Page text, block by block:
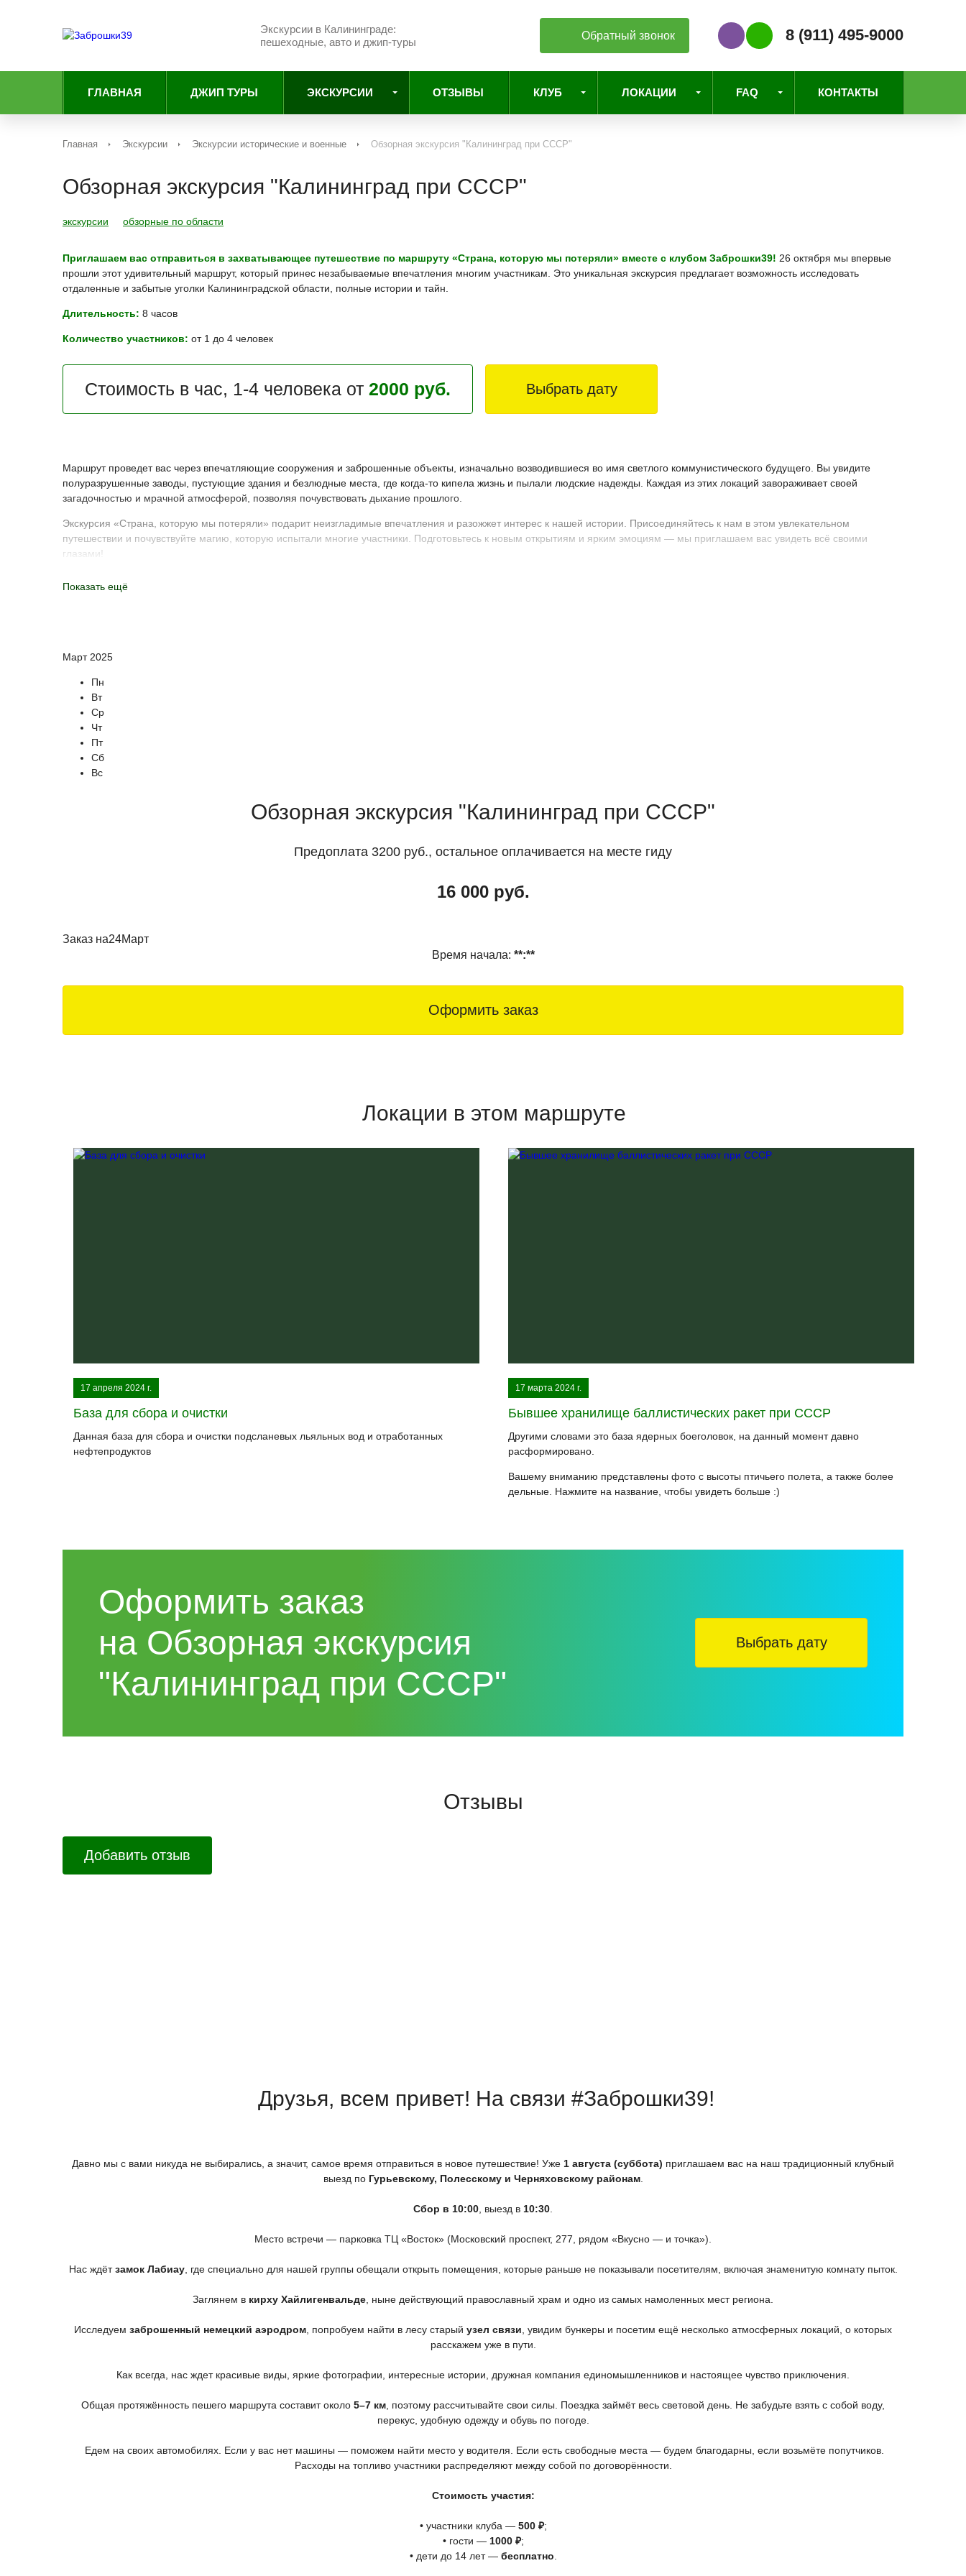
Экскурсии в Калининграде:
пешеходные, авто и джип-туры
Обратный звонок
Наш ViberНаш WhatsApp
8 (911) 495-9000
ГЛАВНАЯ ДЖИП ТУРЫ ЭКСКУРСИИ ОТЗЫВЫ КЛУБ ЛОКАЦИИ FAQ КОНТАКТЫ
Главная Экскурсии Экскурсии исторические и военные Обзорная экскурсия "Калининград при СССР"
Обзорная экскурсия "Калининград при СССР"
экскурсии обзорные по области
Приглашаем вас отправиться в захватывающее путешествие по маршруту «Страна, которую мы потеряли» вместе с клубом Заброшки39! 26 октября мы впервые
прошли этот удивительный маршрут, который принес незабываемые впечатления многим участникам. Это уникальная экскурсия предлагает возможность исследовать
отдаленные и забытые уголки Калининградской области, полные истории и тайн.
Длительность: 8 часов
Количество участников: от 1 до 4 человек
Стоимость в час, 1-4 человека от 2000 руб. Выбрать дату
Маршрут проведет вас через впечатляющие сооружения и заброшенные объекты, изначально возводившиеся во имя светлого коммунистического будущего. Вы увидите
полуразрушенные заводы, пустующие здания и безлюдные места, где когда-то кипела жизнь и пылали людские надежды. Каждая из этих локаций завораживает своей
загадочностью и мрачной атмосферой, позволяя почувствовать дыхание прошлого.
Экскурсия «Страна, которую мы потеряли» подарит неизгладимые впечатления и разожжет интерес к нашей истории. Присоединяйтесь к нам в этом увлекательном
путешествии и почувствуйте магию, которую испытали многие участники. Подготовьтесь к новым открытиям и ярким эмоциям — мы приглашаем вас увидеть всё своими
глазами!
Показать ещё
Март 2025
Пн
Вт
Ср
Чт
Пт
Сб
Вс
Обзорная экскурсия "Калининград при СССР"
Предоплата 3200 руб., остальное оплачивается на месте гиду
16 000 руб.
Заказ на24Март
Время начала: **:**
Оформить заказ
Локации в этом маршруте
17 апреля 2024 г.
База для сбора и очистки
Данная база для сбора и очистки подсланевых льяльных вод и отработанных
нефтепродуктов
17 марта 2024 г.
Бывшее хранилище баллистических ракет при СССР
Другими словами это база ядерных боеголовок, на данный момент давно
расформировано.
Вашему вниманию представлены фото с высоты птичьего полета, а также более
дельные. Нажмите на название, чтобы увидеть больше :)
Оформить заказ
на Обзорная экскурсия
"Калининград при СССР"
Выбрать дату
Отзывы
Добавить отзыв
Друзья, всем привет! На связи #Заброшки39!
Давно мы с вами никуда не выбирались, а значит, самое время отправиться в новое путешествие! Уже 1 августа (суббота) приглашаем вас на наш традиционный клубный
выезд по Гурьевскому, Полесскому и Черняховскому районам.
Сбор в 10:00 , выезд в 10:30
Место встречи — парковка ТЦ «Восток» (Московский проспект, 277, рядом «Вкусно — и точка»).
Нас ждётзамок Лабиау, где специально для нашей группы обещали открыть помещения, которые раньше не показывали посетителям, включая знаменитую комнату пыток.
Заглянем в кирху Хайлигенвальде , ныне действующий православный храм и одно из самых намоленных мест региона.
Исследуем заброшенный немецкий аэродром , попробуем найти в лесу старый узел связи , увидим бункеры и посетим ещё несколько атмосферных локаций, о которых
расскажем уже в пути.
Как всегда, нас ждет красивые виды, яркие фотографии, интересные истории, дружная компания единомышленников и настоящее чувство приключения.
Общая протяжённость пешего маршрута составит около 5–7 км , поэтому рассчитывайте свои силы. Поездка займёт весь световой день. Не забудьте взять с собой воду,
перекус, удобную одежду и обувь по погоде.
Едем на своих автомобилях. Если у вас нет машины — поможем найти место у водителя. Если есть свободные места — будем благодарны, если возьмёте попутчиков.
Расходы на топливо участники распределяют между собой по договорённости.
Стоимость участия:
• участники клуба — 500 ₽;
• гости — 1000 ₽;
• дети до 14 лет — бесплатно